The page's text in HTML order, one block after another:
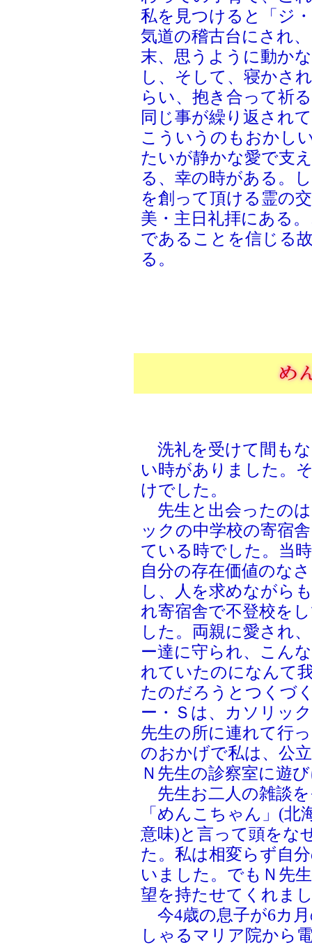
私を見つけると「ジ
気道の稽古台にされ
末、思うように動か
し、そして、寝かさ
らい、抱き合って祈
同じ事が繰り返され
こういうのもおかし
たいが静かな愛で支
る、幸の時がある。
を創って頂ける霊の
美・主日礼拝にある
であることを信じる
る。
洗礼を受けて間も
い時がありました。
けでした。
先生と出会ったの
ックの中学校の寄宿
ている時でした。当
自分の存在価値のな
し、人を求めながら
れ寄宿舎で不登校を
した。両親に愛され
ー達に守られ、こん
れていたのになんて
たのだろうとつくづ
ー・Ｓは、カソリッ
先生の所に連れて行
のおかげで私は、公
Ｎ先生の診察室に遊
先生お二人の雑談
「めんこちゃん」(
意味)と言って頭をな
た。私は相変らず自
いました。でもＮ先
望を持たせてくれま
今4歳の息子が6カ
しゃるマリア院から